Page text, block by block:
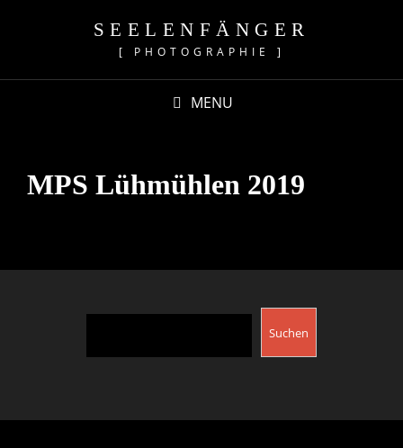
SEELENFÄNGER
[ PHOTOGRAPHIE ]
MENU
MPS Lühmühlen 2019
Suchen